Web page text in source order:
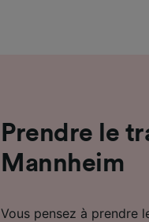
Prendre le
Mannheim
Vous pensez à prendre